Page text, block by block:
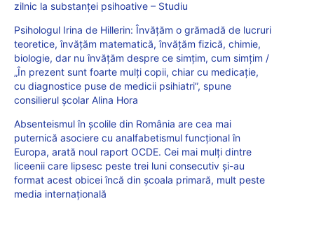
zilnic la substanței psihoative – Studiu
Psihologul Irina de Hillerin: Învățăm o grămadă de lucruri
teoretice, învățăm matematică, învățăm fizică, chimie,
biologie, dar nu învățăm despre ce simțim, cum simțim /
„În prezent sunt foarte mulți copii, chiar cu medicație,
cu diagnostice puse de medicii psihiatri”, spune
consilierul școlar Alina Hora
Absenteismul în școlile din România are cea mai
puternică asociere cu analfabetismul funcțional în
Europa, arată noul raport OCDE. Cei mai mulți dintre
liceenii care lipsesc peste trei luni consecutiv și-au
format acest obicei încă din școala primară, mult peste
media internațională